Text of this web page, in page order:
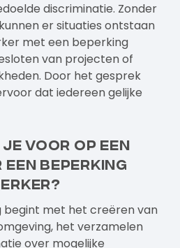
discriminatie. Zonder
er situaties ontstaan
met een beperking
van projecten of
Door het gesprek
dat iedereen gelijke
je voor op een
beperking
begint met het creëren van
het verzamelen
over mogelijke